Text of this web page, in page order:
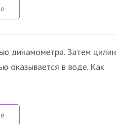
динамометра. Затем
оказывается в воде. Как